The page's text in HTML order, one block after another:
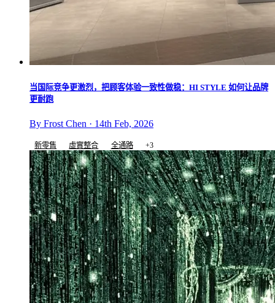
当国际竞争更激烈，把顾客体验一致性做稳：HI STYLE 如何让品牌
更耐跑
By Frost Chen · 14th Feb, 2026
新零售 虛實整合 全通路 +3